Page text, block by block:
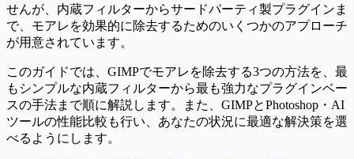
せんが、内蔵フィルターからサードパーティ製プラグインま
で、モアレを効果的に除去するためのいくつかのアプローチ
が用意されています。
このガイドでは、GIMPでモアレを除去する3つの方法を、最
もシンプルな内蔵フィルターから最も強力なプラグインベー
スの手法まで順に解説します。また、GIMPとPhotoshop・AI
ツールの性能比較も行い、あなたの状況に最適な解決策を選
べるようにします。